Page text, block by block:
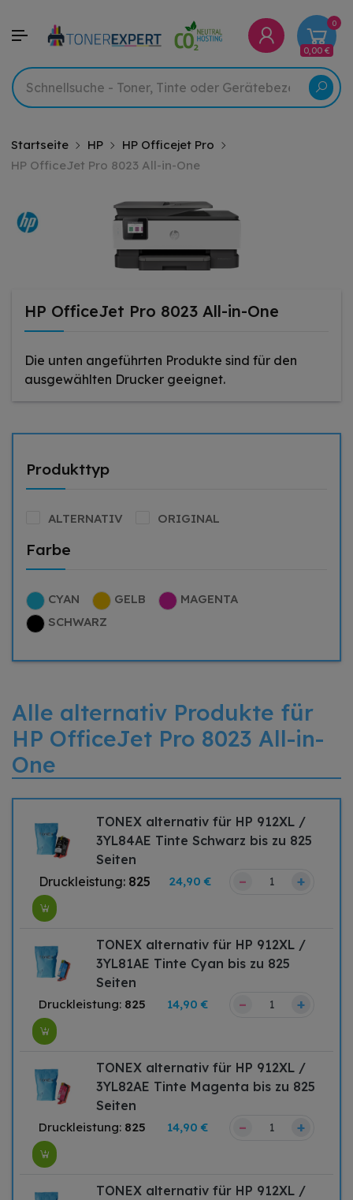
0
0,00 €
Startseite HP
HP Officejet Pro
HP OfficeJet Pro 8023 All-in-One
HP OfficeJet Pro 8023 All-in-One
Die unten angeführten Produkte sind für den
ausgewählten Drucker geeignet.
Produkttyp
ALTERNATIV ORIGINAL
Farbe
CYAN GELB
MAGENTA
SCHWARZ
Alle alternativ Produkte für
HP OfficeJet Pro 8023 All-in-
One
TONEX alternativ für HP 912XL /
3YL84AE Tinte Schwarz bis zu 825
Seiten
Druckleistung: 825 24,90 € – +
TONEX alternativ für HP 912XL /
3YL81AE Tinte Cyan bis zu 825
Seiten
Druckleistung: 825 14,90 € – +
TONEX alternativ für HP 912XL /
3YL82AE Tinte Magenta bis zu 825
Seiten
Druckleistung: 825 14,90 € – +
TONEX alternativ für HP 912XL /